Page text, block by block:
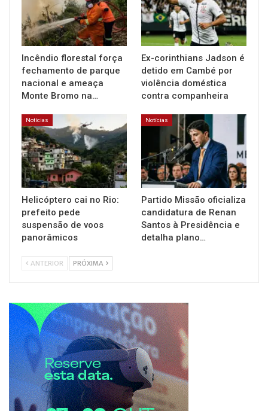
Incêndio florestal força
fechamento de parque
nacional e ameaça
Monte Bromo na…
Ex-corinthians Jadson é
detido em Cambé por
violência doméstica
contra companheira
Notícias
Helicóptero cai no Rio:
prefeito pede
suspensão de voos
panorâmicos
Notícias
Partido Missão oficializa
candidatura de Renan
Santos à Presidência e
detalha plano…
ANTERIOR PRÓXIMA